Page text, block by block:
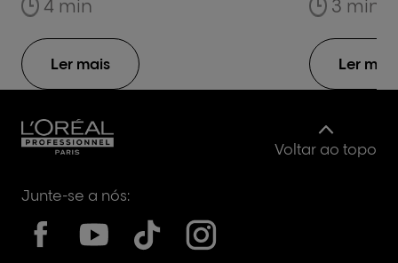
adequado é um processo que
cabeleireiro, durante o qual
discutem as mudanças que
pretende fazer no seu cabelo.
Saiba como abordar a
consulta e como confiar no
4 min
Ler mais
opções
as
para que
3 min
Ler mais
Voltar ao topo
Junte-se a nós: